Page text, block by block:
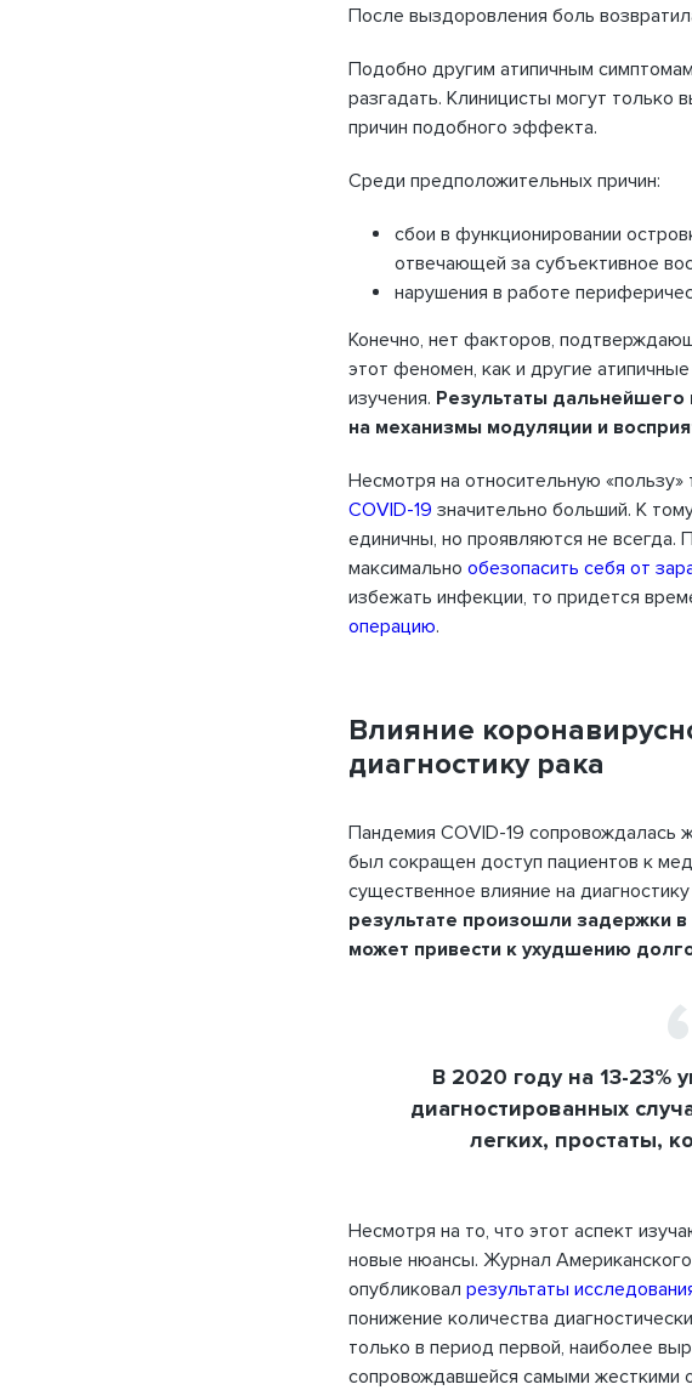
После выздоровления боль
Подобно другим атипичным
разгадать. Клиницисты могут только
причин подобного эффекта.
Среди предположительных причин:
сбои в функционировании
отвечающей за субъективное
нарушения в работе
Конечно, нет факторов,
этот феномен, как и другие
изучения. Результаты дальнейшего
на механизмы модуляции и
Несмотря на относительную
COVID-19 значительно больший. К
единичны, но проявляются не
максимально обезопасить себя от
избежать инфекции, то придется
операцию.
Влияние
диагностику рака
Пандемия COVID-19 сопровождалась
был сокращен доступ пациентов к
существенное влияние на
результате произошли задержки
может привести к ухудшению
В 2020 году на 13-23%
диагностированных
легких, простаты,
Несмотря на то, что этот аспект
новые нюансы. Журнал
опубликовал результаты
понижение количества
только в период первой, наиболее
сопровождавшейся самыми жесткими
Вход
при регистрации.
ОТМЕНА
ФИО
Телефон
Название организации